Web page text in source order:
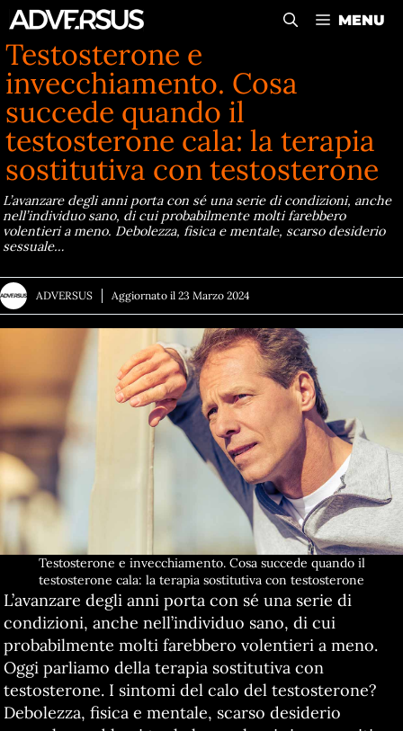
Vai
al
contenuto
MENU
Testosterone e
invecchiamento. Cosa
succede quando il
testosterone cala: la terapia
sostitutiva con testosterone
L’avanzare degli anni porta con sé una serie di condizioni, anche
nell’individuo sano, di cui probabilmente molti farebbero
volentieri a meno. Debolezza, fisica e mentale, scarso desiderio
sessuale…
ADVERSUS Aggiornato il 23 Marzo 2024
Testosterone e invecchiamento. Cosa succede quando il
testosterone cala: la terapia sostitutiva con testosterone
L’avanzare degli anni porta con sé una serie di
condizioni, anche nell’individuo sano, di cui
probabilmente molti farebbero volentieri a meno.
Oggi parliamo della terapia sostitutiva con
testosterone. I sintomi del calo del testosterone?
Debolezza, fisica e mentale, scarso desiderio